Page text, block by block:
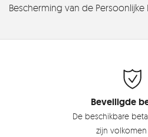
Bescherming van de Persoonlijke
Beveiligde
De beschikbare
zijn